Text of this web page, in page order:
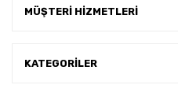
MÜŞTERİ HİZMETLERİ
KATEGORİLER